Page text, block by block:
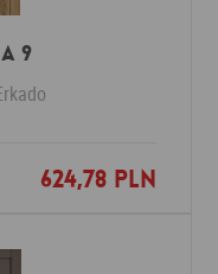
9
624,78 PLN